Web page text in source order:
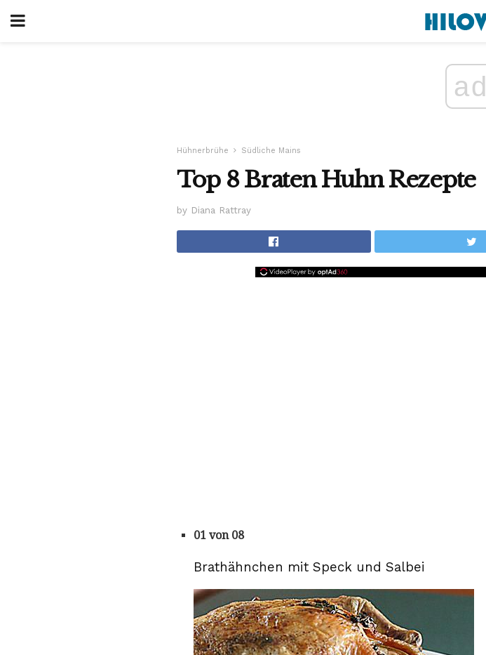
ad
Hühnerbrühe Südliche Mains
Top 8 Braten Huhn Rezepte
by Diana Rattray
01 von 08
Brathähnchen mit Speck und Salbei